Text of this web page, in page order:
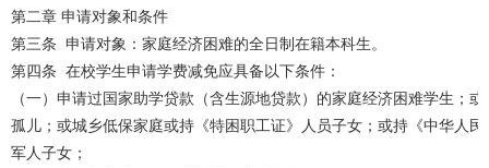
第二章 申请对象和条件
第三条 申请对象：家庭经济困难的全日制在籍本科生。
第四条 在校学生申请学费减免应具备以下条件：
（一）申请过国家助学贷款（含生源地贷款）的家庭经济困难学生；
孤儿；或城乡低保家庭或持《特困职工证》人员子女；或持《中华人
军人子女；